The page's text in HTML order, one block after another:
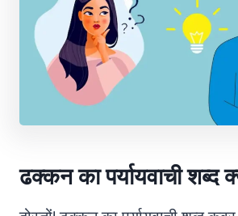
ढक्कन का पर्यायवाची शब्द